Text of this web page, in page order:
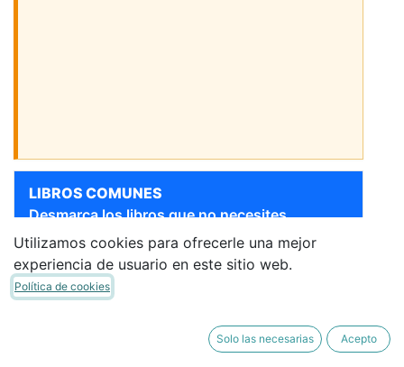
LIBROS COMUNES
Desmarca los libros que no necesites.
[9788469877173] 4 AÑOS -
LECTOESCRITURA
Libro del Alumno
Sigue bajando para ver más libros
Utilizamos cookies para ofrecerle una mejor
experiencia de usuario en este sitio web.
Política de cookies
Solo las necesarias Acepto